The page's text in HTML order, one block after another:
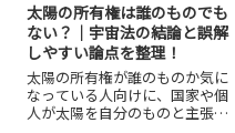
太陽の所有権は誰のものでも
ない？｜宇宙法の結論と誤解
しやすい論点を整理！
太陽の所有権が誰のものか気に
なっている人向けに、国家や個
人が太陽を自分のものと主張で